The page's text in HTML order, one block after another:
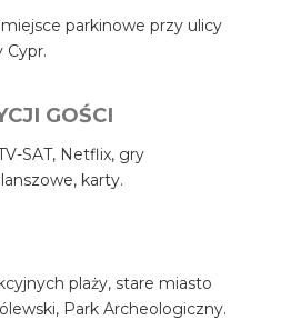
parkinowe przy ulicy
Cypr.
GOŚCI
SAT, Netflix, gry
karty.
plaży, stare miasto
Park Archeologiczny.